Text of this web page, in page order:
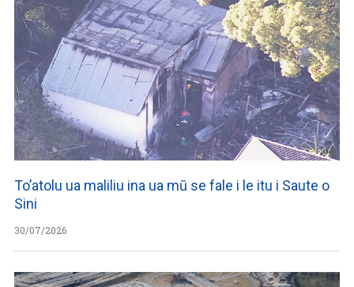
To’atolu ua maliliu ina ua mū se fale i le itu i Saute o
Sini
30/07/2026